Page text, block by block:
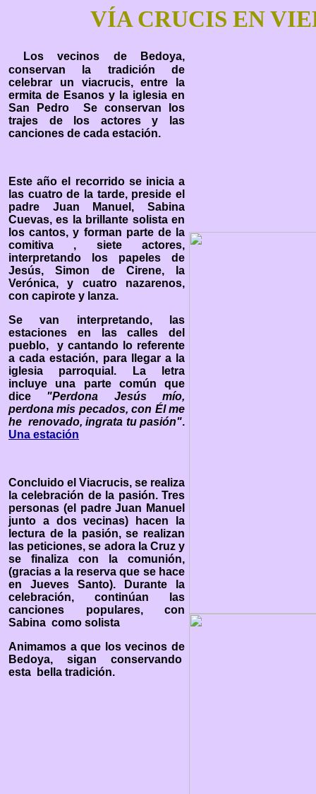
VÍA CRUCIS EN
Los vecinos de Bedoya,
conservan la tradición de
celebrar un viacrucis, entre la
ermita de Esanos y la iglesia en
San Pedro Se conservan los
trajes de los actores y las
canciones de cada estación.
Este año el recorrido se inicia a
las cuatro de la tarde, preside el
padre Juan Manuel, Sabina
Cuevas, es la brillante solista en
los cantos, y forman parte de la
comitiva , siete actores,
interpretando los papeles de
Jesús, Simon de Cirene, la
Verónica, y cuatro nazarenos,
con capirote y lanza.
Se van interpretando, las
estaciones en las calles del
pueblo, y cantando lo referente
a cada estación, para llegar a la
iglesia parroquial. La letra
incluye una parte común que
dice "Perdona Jesús mío,
perdona mis pecados, con Él me
he renovado, ingrata tu pasión".
Una estación
Concluido el Viacrucis, se realiza
la celebración de la pasión. Tres
personas (el padre Juan Manuel
junto a dos vecinas) hacen la
lectura de la pasión, se realizan
las peticiones, se adora la Cruz y
se finaliza con la comunión,
(gracias a la reserva que se hace
en Jueves Santo). Durante la
celebración, continúan las
canciones populares, con
Sabina como solista
Animamos a que los vecinos de
Bedoya, sigan conservando
esta bella tradición.